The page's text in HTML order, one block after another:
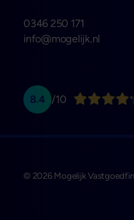
0346 250 171
info@mogelijk.nl
8.4 /10
© 2026 Mogelijk